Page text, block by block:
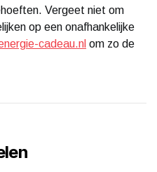
Vergeet niet om
op een onafhankelijke
cadeau.nl om zo de